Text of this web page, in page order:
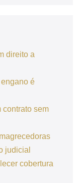
direito a
é
sem
judicial
cobertura